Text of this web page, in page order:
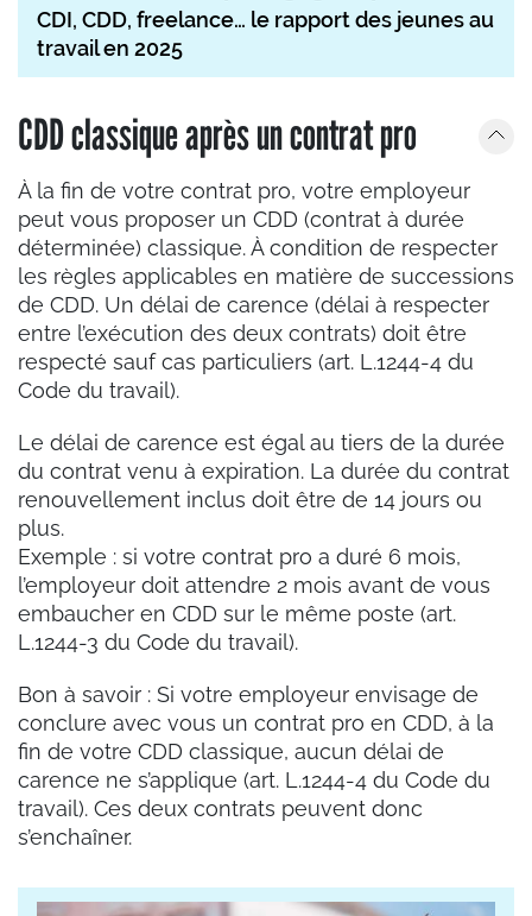
CDI, CDD, freelance… le rapport des jeunes au
travail en 2025
CDD classique après un contrat pro
À la fin de votre contrat pro, votre employeur
peut vous proposer un CDD (contrat à durée
déterminée) classique. À condition de respecter
les règles applicables en matière de successions
de CDD. Un délai de carence (délai à respecter
entre l’exécution des deux contrats) doit être
respecté sauf cas particuliers (art. L.1244-4 du
Code du travail).
Le délai de carence est égal au tiers de la durée
du contrat venu à expiration. La durée du contrat
renouvellement inclus doit être de 14 jours ou
plus.
Exemple : si votre contrat pro a duré 6 mois,
l’employeur doit attendre 2 mois avant de vous
embaucher en CDD sur le même poste (art.
L.1244-3 du Code du travail).
Bon à savoir : Si votre employeur envisage de
conclure avec vous un contrat pro en CDD, à la
fin de votre CDD classique, aucun délai de
carence ne s’applique (art. L.1244-4 du Code du
travail). Ces deux contrats peuvent donc
s’enchaîner.